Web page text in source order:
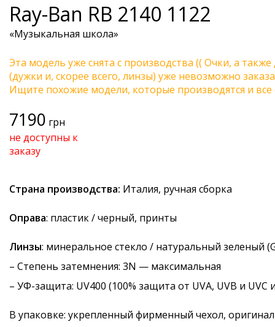
Ray-Ban RB 2140 1122
«Музыкальная школа»
Эта модель уже снята с производства (( Очки, а
(дужки и, скорее всего, линзы) уже невозможно
Ищите похожие модели, которые производятся и
7190 грн
не доступны к
заказу
Страна производства: Италия, ручная сборка
Оправа: пластик / черный, принты
Линзы: минеральное стекло / натуральный зеленый
– Степень затемнения: 3N — максимальная
– УФ-защита: UV400 (100% защита от UVA, UVB и UVC
В упаковке: укрепленный фирменный чехол,